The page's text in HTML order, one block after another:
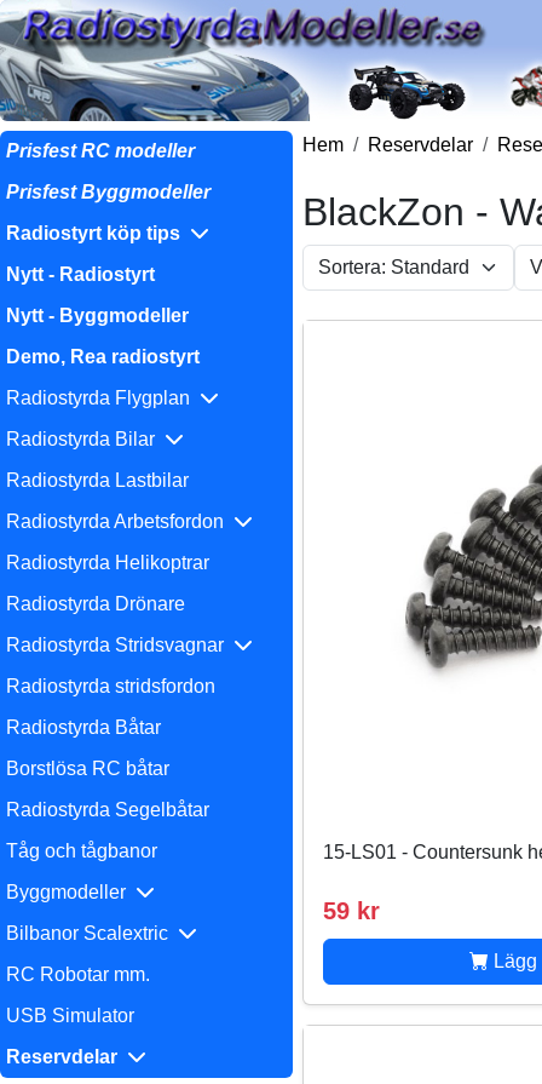
Prisfest RC modeller
Prisfest Byggmodeller
Radiostyrt köp tips
Nytt - Radiostyrt
Nytt - Byggmodeller
Demo, Rea radiostyrt
Radiostyrda Flygplan
Radiostyrda Bilar
Radiostyrda Lastbilar
Radiostyrda Arbetsfordon
Radiostyrda Helikoptrar
Radiostyrda Drönare
Radiostyrda Stridsvagnar
Radiostyrda stridsfordon
Radiostyrda Båtar
Borstlösa RC båtar
Radiostyrda Segelbåtar
Tåg och tågbanor
Byggmodeller
Bilbanor Scalextric
RC Robotar mm.
USB Simulator
Reservdelar
Hem Reservdelar
BlackZon -
15-LS01 - Countersunk
59 kr